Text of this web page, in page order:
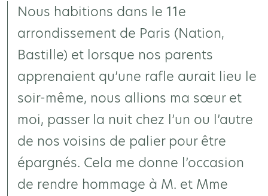
Nous habitions dans le 11e
arrondissement de Paris (Nation,
Bastille) et lorsque nos parents
apprenaient qu’une rafle aurait lieu le
soir-même, nous allions ma sœur et
moi, passer la nuit chez l’un ou l’autre
de nos voisins de palier pour être
épargnés. Cela me donne l’occasion
de rendre hommage à M. et Mme